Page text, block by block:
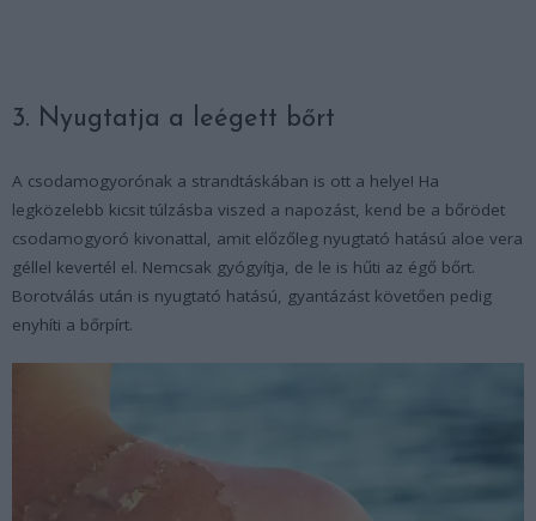
3. Nyugtatja a leégett bőrt
A csodamogyorónak a strandtáskában is ott a helye! Ha
legközelebb kicsit túlzásba viszed a napozást, kend be a bőrödet
csodamogyoró kivonattal, amit előzőleg nyugtató hatású aloe vera
géllel kevertél el. Nemcsak gyógyítja, de le is hűti az égő bőrt.
Borotválás után is nyugtató hatású, gyantázást követően pedig
enyhíti a bőrpírt.